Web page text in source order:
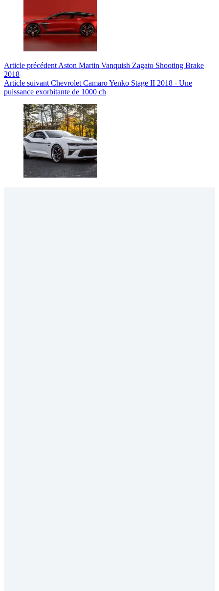
Article précédent Aston Martin Vanquish Zagato Shooting Brake
2018
Article suivant Chevrolet Camaro Yenko Stage II 2018 - Une
puissance exorbitante de 1000 ch